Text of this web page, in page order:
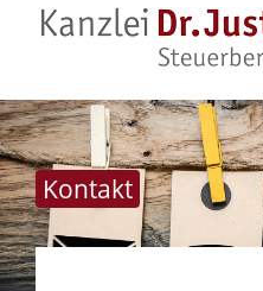
Kontakt